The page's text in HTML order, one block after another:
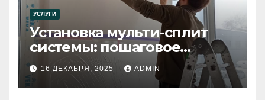
УСЛУГИ
Установка мульти-сплит
системы: пошаговое
руководство
16 ДЕКАБРЯ, 2025 ADMIN